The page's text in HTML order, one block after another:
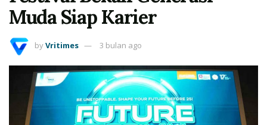
Muda Siap Karier
byVritimes 3 bulan ago